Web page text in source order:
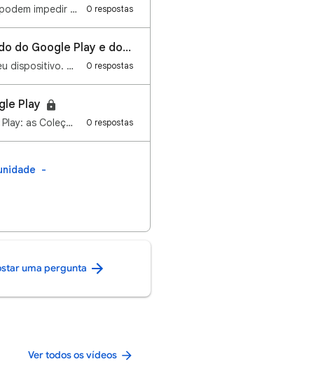
Olá, pessoal! Problemas no perfil para pagamentos são relativamente frequentes e podem impedir compr… 0 respostas
Sua segurança, simplificada: integração do PIN de Restrições de Conteúdo do Google Play e do Android
Estamos simplificando a forma como você gerencia a segurança do conteúdo no seu dispositivo. A parti… 0 respostas
Play
Agora temos uma nova e excelente forma de descobrir conteúdo usando o Google Play: as Coleções! O qu… 0 respostas
uma pergunta
Ver todos os vídeos